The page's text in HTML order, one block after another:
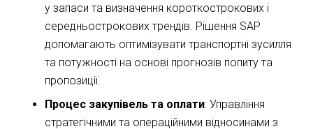
у запаси та визначення короткострокових і
середньострокових трендів. Рішення SAP
допомагають оптимізувати транспортні зусилля
та потужності на основі прогнозів попиту та
пропозиції.
Процес закупівель та оплати: Управління
стратегічними та операційними відносинами з